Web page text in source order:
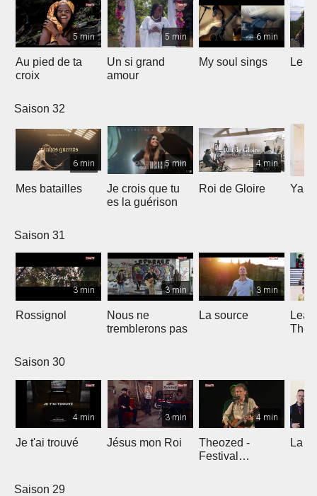
5 min
Au pied de ta
croix
5 min
Un si grand
amour
6 min
My soul sings Le
Saison 32
6 min
Mes batailles
5 min
Je crois que tu
es la guérison
4 min
Roi de Gloire
Saison 31
3 min
Rossignol
3 min
Nous ne
tremblerons pas
3 min
La source
The
Saison 30
4 min
Je t'ai trouvé
3 min
Jésus mon Roi
4 min
Theozed -
Festival
La
Saison 29